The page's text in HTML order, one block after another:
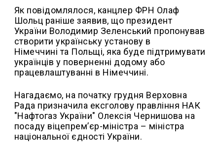
Як повідомлялося, канцлер ФРН Олаф
Шольц раніше заявив, що президент
України Володимир Зеленський пропонував
створити українську установу в
Німеччині та Польщі, яка буде підтримувати
українців у поверненні додому або
працевлаштуванні в Німеччині.
Нагадаємо, на початку грудня Верховна
Рада призначила ексголову правління НАК
"Нафтогаз України" Олексія Чернишова на
посаду віцепрем’єр-міністра – міністра
національної єдності України.